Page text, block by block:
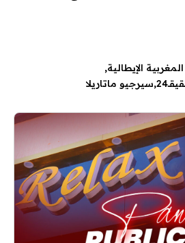
الإيطالية
سيرجيو ماتاريلا